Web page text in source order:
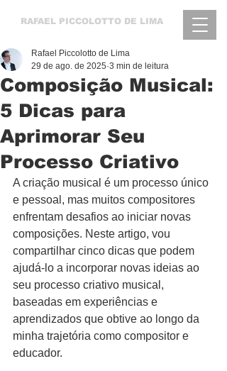
RAFAEL PICCOLOTTO DE LIMA
Composição Musical:
5 Dicas para
Aprimorar Seu
Processo Criativo
Rafael Piccolotto de Lima
29 de ago. de 2025 3 min de leitura
A criação musical é um processo único
e pessoal, mas muitos compositores
enfrentam desafios ao iniciar novas
composições. Neste artigo, vou
compartilhar cinco dicas que podem
ajudá-lo a incorporar novas ideias ao
seu processo criativo musical,
baseadas em experiências e
aprendizados que obtive ao longo da
minha trajetória como compositor e
educador.